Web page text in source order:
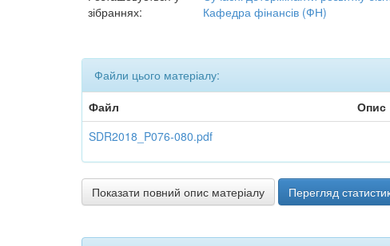
зібраннях:
Кафедра фінансів (ФН)
Файли цього матеріалу:
Файл
Опис
SDR2018_P076-080.pdf
Показати повний опис матеріалу Перегляд